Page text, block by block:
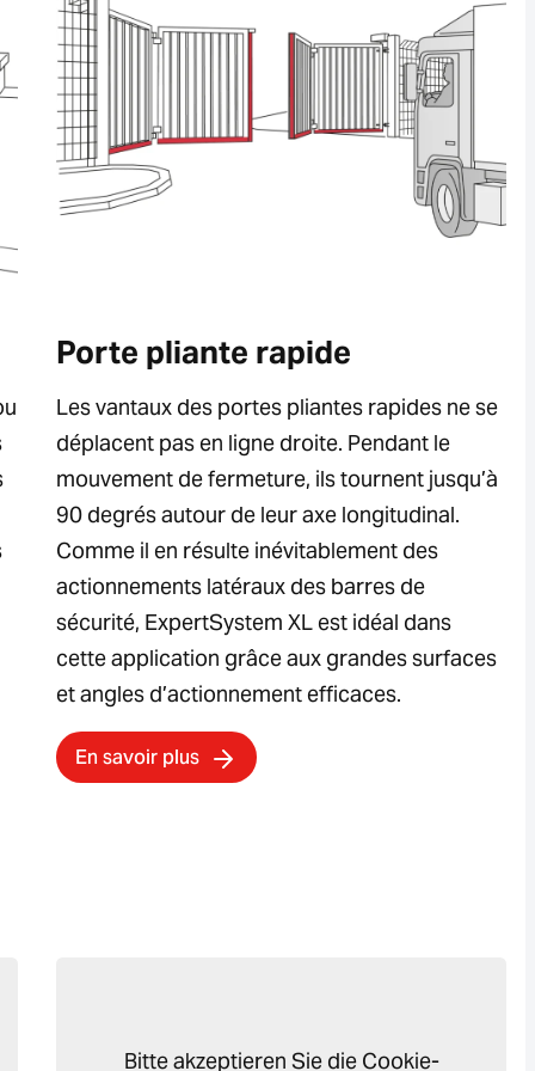
Porte pliante rapide
Les vantaux des portes pliantes rapides ne se
déplacent pas en ligne droite. Pendant le
mouvement de fermeture, ils tournent jusqu’à
90 degrés autour de leur axe longitudinal.
Comme il en résulte inévitablement des
actionnements latéraux des barres de
sécurité, ExpertSystem XL est idéal dans
cette application grâce aux grandes surfaces
et angles d’actionnement efficaces.
En savoir plus
Bitte akzeptieren Sie die Cookie-